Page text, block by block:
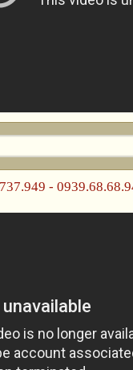
-